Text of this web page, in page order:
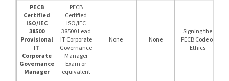
PECB
Certified
ISO/IEC
38500
Provisional
IT
Corporate
Governance
Manager
PECB
Certified
ISO/IEC
38500 Lead
IT Corporate
Governance
Manager
Exam or
equivalent
None None
Signing the
PECB Code of
Ethics